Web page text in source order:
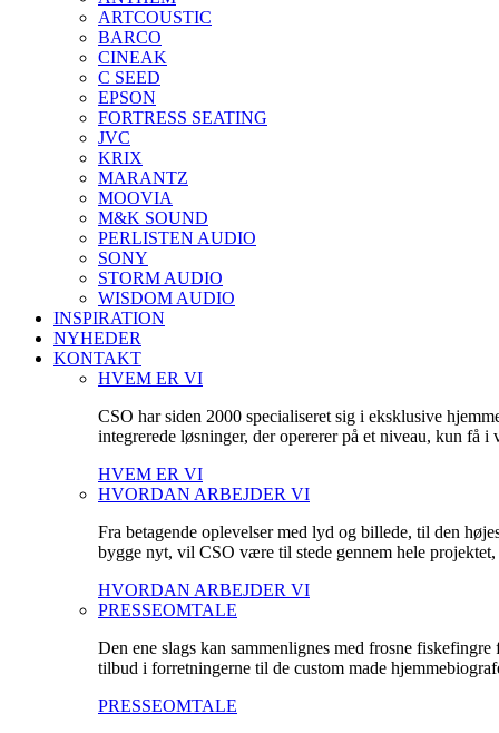
ARTCOUSTIC
BARCO
CINEAK
C SEED
EPSON
FORTRESS SEATING
JVC
KRIX
MARANTZ
MOOVIA
M&K SOUND
PERLISTEN AUDIO
SONY
STORM AUDIO
WISDOM AUDIO
INSPIRATION
NYHEDER
KONTAKT
HVEM ER VI
CSO har siden 2000 specialiseret sig i eksklusive
integrerede løsninger, der opererer på et niveau, kun få i
HVEM ER VI
HVORDAN ARBEJDER VI
Fra betagende oplevelser med lyd og billede, til den
bygge nyt, vil CSO være til stede gennem hele
HVORDAN ARBEJDER VI
PRESSEOMTALE
Den ene slags kan sammenlignes med frosne
tilbud i forretningerne til de custom made
PRESSEOMTALE